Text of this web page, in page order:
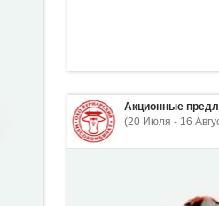
Акционные
(20 Июля - 16